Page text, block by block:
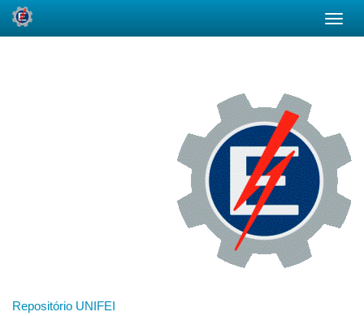
Repositório UNIFEI